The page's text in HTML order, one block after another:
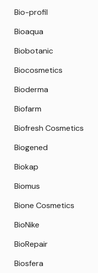
Bio-profil
Bioaqua
Biobotanic
Biocosmetics
Bioderma
Biofarm
Biofresh Cosmetics
Biogened
Biokap
Biomus
Bione Cosmetics
BioNike
BioRepair
Biosfera